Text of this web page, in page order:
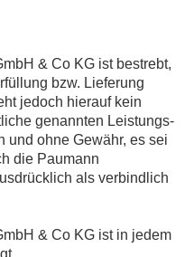
& Co KG ist bestrebt,
bzw. Lieferung
jedoch hierauf kein
genannten Leistungs-
und ohne Gewähr, es sei
die Paumann
als verbindlich
& Co KG ist in jedem